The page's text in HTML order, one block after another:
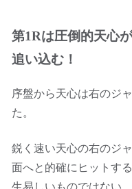
第1Rは圧倒的天心
追い込む！
序盤から天心は右のジ
た。
鋭く速い天心の右のジ
面へと的確にヒットす
生易しいものではない。